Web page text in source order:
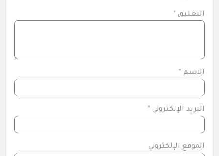
التعليق *
الاسم *
البريد الإلكتروني *
الموقع الإلكتروني